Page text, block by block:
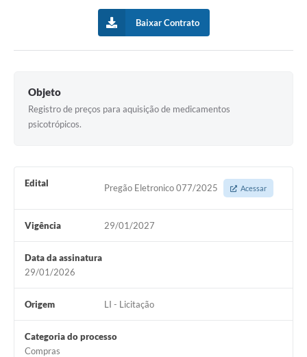
Baixar Contrato
Objeto
Registro de preços para aquisição de medicamentos
psicotrópicos.
Edital Pregão Eletronico 077/2025 Acessar
Vigência 29/01/2027
Data da assinatura
29/01/2026
Origem LI - Licitação
Categoria do processo
Compras